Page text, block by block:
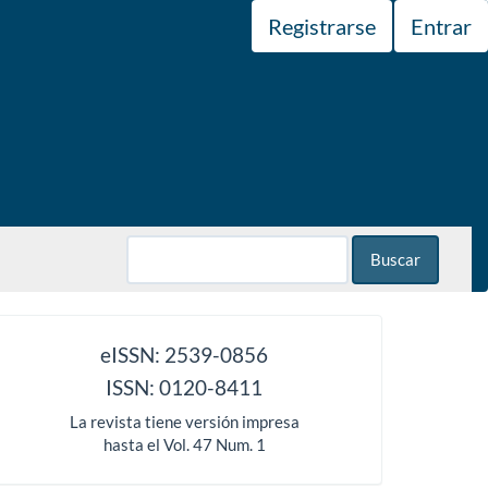
Registrarse Entrar
Buscar
eISSN: 2539-0856
ISSN: 0120-8411
La revista tiene versión impresa
hasta el Vol. 47 Num. 1